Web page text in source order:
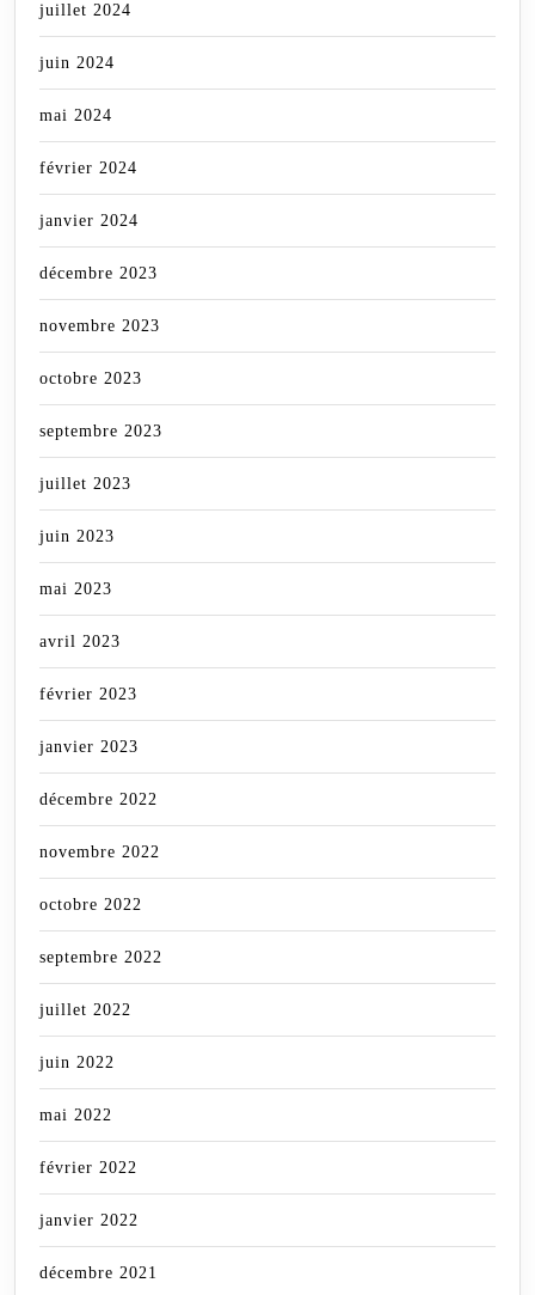
juillet 2024
juin 2024
mai 2024
février 2024
janvier 2024
décembre 2023
novembre 2023
octobre 2023
septembre 2023
juillet 2023
juin 2023
mai 2023
avril 2023
février 2023
janvier 2023
décembre 2022
novembre 2022
octobre 2022
septembre 2022
juillet 2022
juin 2022
mai 2022
février 2022
janvier 2022
décembre 2021